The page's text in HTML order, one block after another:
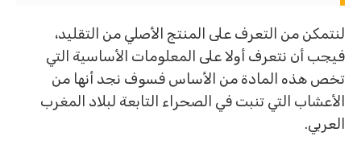
لنتمكن من التعرف على المنتج الأصلي من التقليد،
فيجب أن نتعرف أولا على المعلومات الأساسية التي
تخص هذه المادة من الأساس فسوف نجد أنها من
الأعشاب التي تنبت في الصحراء التابعة لبلاد المغرب
العربي.